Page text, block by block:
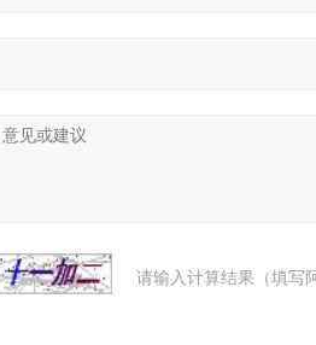
请输入计算结果（填写